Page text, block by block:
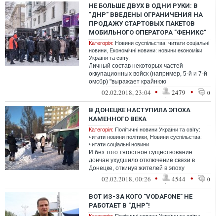
НЕ БОЛЬШЕ ДВУХ В ОДНИ РУКИ: В
"ДНР" ВВЕДЕНЫ ОГРАНИЧЕНИЯ НА
ПРОДАЖУ СТАРТОВЫХ ПАКЕТОВ
МОБИЛЬНОГО ОПЕРАТОРА "ФЕНИКС"
Категорія: Новини суспільства: читати соціальні
новини Економічні новини: новини економіки
України та світу.
Личный состав некоторых частей
оккупационных войск (например, 5-й и 7-й
омсбр) "выражает крайнюю
озабоченность" отсутствием нормальной
мобильной связи...
02.02.2018, 23:04 • 2479 • 0
В ДОНЕЦКЕ НАСТУПИЛА ЭПОХА
КАМЕННОГО ВЕКА
Категорія: Політичні новини України та світу:
читати новини політики Новини суспільства:
читати соціальні новини
И без того тягостное существование
дончан ухудшило отключение связи в
Донецке, откинув жителей в эпоху
каменного века. Горько наблюдать, как
02.02.2018, 00:26 • 4544 • 0
ВОТ ИЗ-ЗА КОГО "VODAFONE" НЕ
РАБОТАЕТ В "ДНР"!